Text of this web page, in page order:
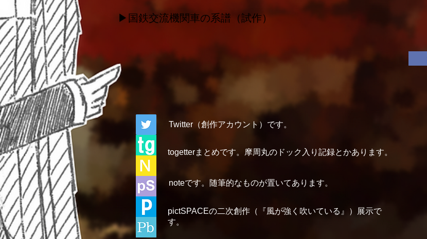
▶国鉄交流機関車の系譜（試作）
Twitter（創作アカウント）です。
togetterまとめです。摩周丸のドック入り記録とかあります。
noteです。随筆的なものが置いてあります。
pictSPACEの二次創作（『風が強く吹いている』）展示で
す。